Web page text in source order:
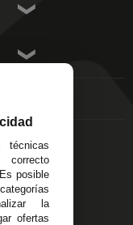
técnicas
posible
la
ofertas